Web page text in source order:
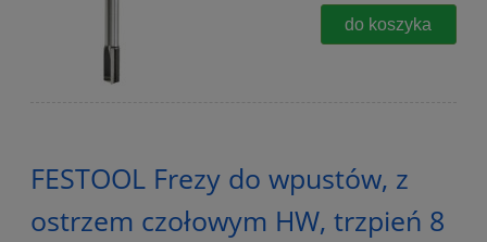
do koszyka
FESTOOL Frezy do wpustów, z
ostrzem czołowym HW, trzpień 8